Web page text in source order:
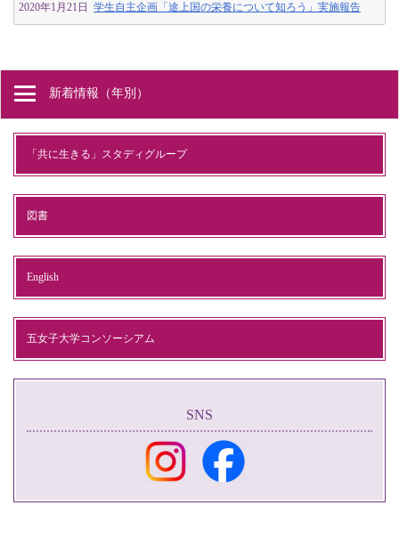
2020年1月21日 学生自主企画「途上国の栄養について知ろう」実施報告
新着情報（年別）
「共に生きる」スタディグループ
図書
English
五女子大学コンソーシアム
SNS